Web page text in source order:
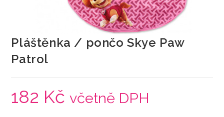
Pláštěnka / pončo Skye Paw
Patrol
182 Kč včetně DPH